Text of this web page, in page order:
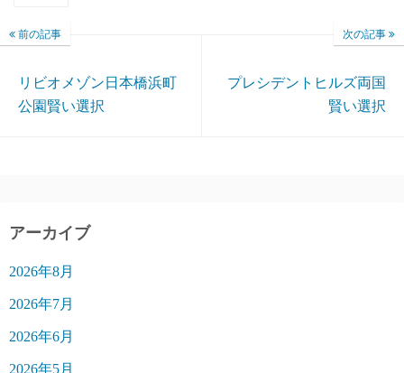
前の記事
リビオメゾン日本橋浜町
公園賢い選択
次の記事
プレシデントヒルズ両国
賢い選択
アーカイブ
2026年8月
2026年7月
2026年6月
2026年5月